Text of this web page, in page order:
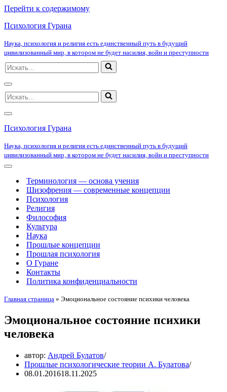
Перейти к содержимому
Психология Гурана
Наука, психология и религия есть единственный путь в будущий
цивилизованный мир, в котором не будет насилия, войн и преступности
Искать...
Меню
навигации
Искать...
Меню
навигации
Психология Гурана
Наука, психология и религия есть единственный путь в будущий
цивилизованный мир, в котором не будет насилия, войн и преступности
Меню
навигацииТерминология — основа учения
Шизофрения — современные концепции
Психология
Религия
Философия
Культура
Наука
Прошлые концепции
Прошлая психология
О Гуране
Контакты
Политика конфиденциальности
Главная страница » Эмоциональное состояние психики человека
Эмоциональное состояние психики
человека
автор: Андрей Булатов
Прошлые психологические теории А. Булатова
08.01.201618.11.2025